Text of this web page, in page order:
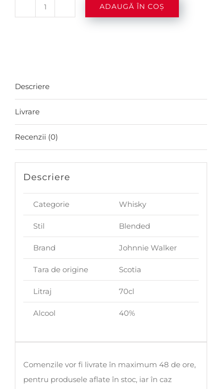
0.7l
ADAUGĂ ÎN COȘ
Descriere
Livrare
Recenzii (0)
Descriere
Categorie Whisky
Stil Blended
Brand Johnnie Walker
Tara de origine Scotia
Litraj 70cl
Alcool 40%
Comenzile vor fi livrate în maximum 48 de ore,
pentru produsele aflate în stoc, iar în caz